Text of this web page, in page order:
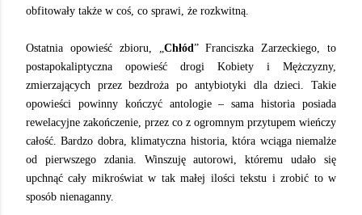
obfitowały także w coś, co sprawi, że rozkwitną.
Ostatnia opowieść zbioru, „ Chłód ” Franciszka Zarzeckiego, to
postapokaliptyczna opowieść drogi Kobiety i Mężczyzny,
zmierzających przez bezdroża po antybiotyki dla dzieci. Takie
opowieści powinny kończyć antologie – sama historia posiada
rewelacyjne zakończenie, przez co z ogromnym przytupem wieńczy
całość. Bardzo dobra, klimatyczna historia, która wciąga niemalże
od pierwszego zdania. Winszuję autorowi, któremu udało się
upchnąć cały mikroświat w tak małej ilości tekstu i zrobić to w
sposób nienaganny.